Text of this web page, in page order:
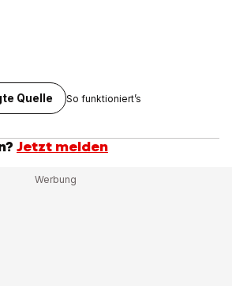
Quelle So funktioniert’s
Jetzt melden